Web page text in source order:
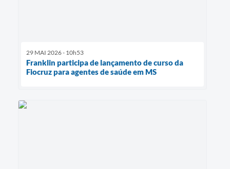
29 MAI 2026 - 10h53
Franklin participa de lançamento de curso da
Fiocruz para agentes de saúde em MS